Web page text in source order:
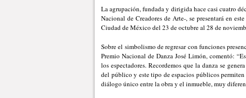
La agrupación, fundada y dirigida hace casi cuatro
Nacional de Creadores de Arte-, se presentará en
Ciudad de México del 23 de octubre al 28 de
Sobre el simbolismo de regresar con funciones
Premio Nacional de Danza José Limón, comentó:
los espectadores. Recordemos que la danza se
del público y este tipo de espacios públicos
diálogo único entre la obra y el inmueble, muy